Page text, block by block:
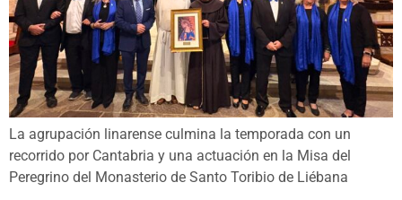
La agrupación linarense culmina la temporada con un
recorrido por Cantabria y una actuación en la Misa del
Peregrino del Monasterio de Santo Toribio de Liébana